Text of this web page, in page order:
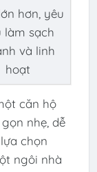
hơn, yêu
làm sạch
và linh
hoạt
căn hộ
nhẹ, dễ
chọn
ngôi nhà